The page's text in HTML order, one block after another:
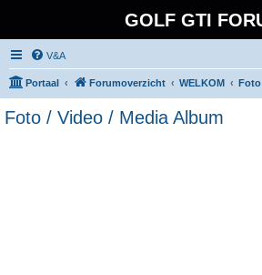
GOLF GTI
V&A
Portaal Forumoverzicht WELKOM Foto
Foto / Video / Media Album